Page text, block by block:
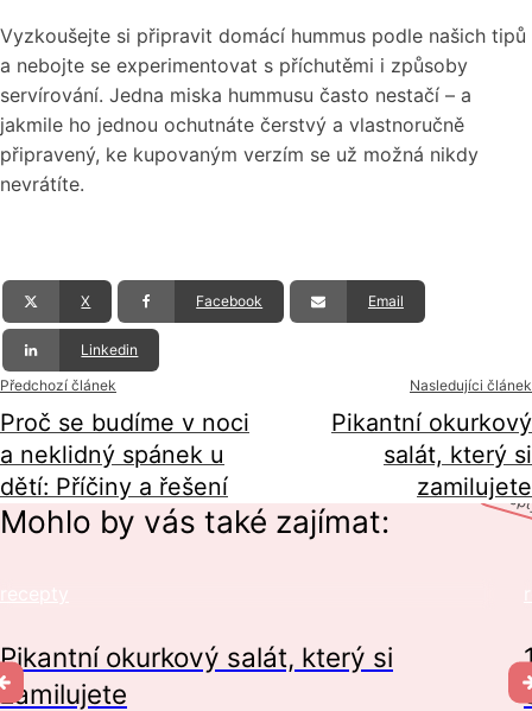
Vyzkoušejte si připravit domácí hummus podle našich tipů
a nebojte se experimentovat s příchutěmi i způsoby
servírování. Jedna miska hummusu často nestačí – a
jakmile ho jednou ochutnáte čerstvý a vlastnoručně
připravený, ke kupovaným verzím se už možná nikdy
nevrátíte.
X Facebook Email
Linkedin
Předchozí článek
Proč se budíme v noci
a neklidný spánek u
dětí: Příčiny a řešení
Nasledujíci článek
Pikantní okurkový
salát, který si
zamilujete
Mohlo by vás také zajímat:
Pikantní okurkový salát, který si
zamilujete